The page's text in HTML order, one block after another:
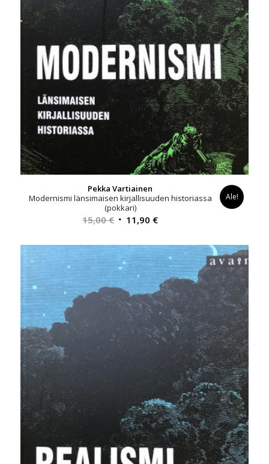
Pekka Vartiainen
Modernismi länsimaisen kirjallisuuden historiassa
(pokkari)
15,00€ Alkuperäinen
oli:
15,00 €.
11,90 €Nykyinen
on:
11,90 €.
Ale!